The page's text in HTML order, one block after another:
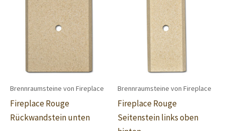
Brennraumsteine von Fireplace
Fireplace Rouge
Rückwandstein unten
Brennraumsteine von Fireplace
Fireplace Rouge
Seitenstein links oben